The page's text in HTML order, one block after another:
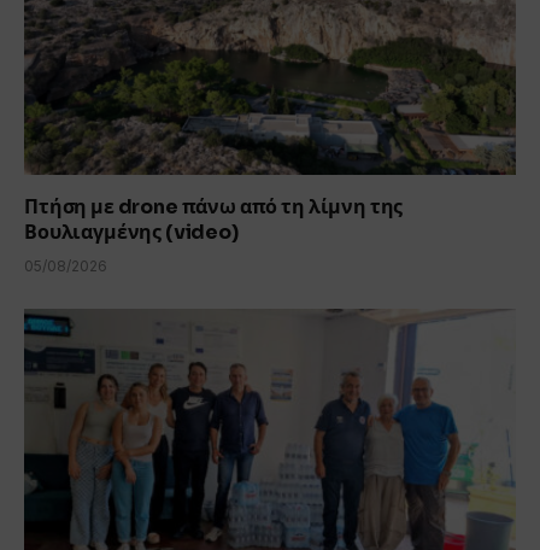
Πτήση με drone πάνω από τη λίμνη της
Βουλιαγμένης (video)
05/08/2026